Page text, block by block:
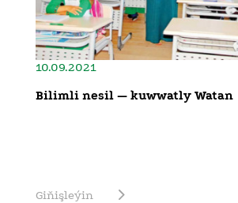
10.09.2021
Bilimli nesil — kuwwatly Watan
Giňişleýin